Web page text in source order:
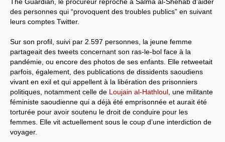
des personnes qui “provoquent des troubles publics” en suivant
leurs comptes Twitter.
Sur son profil, suivi par 2.597 personnes, la jeune femme
partageait des tweets concernant son ras-le-bol face à la
pandémie, ou encore des photos de ses enfants. Elle retweetait
parfois, également, des publications de dissidents saoudiens
vivant en exil et qui appellent à la libération des prisonniers
politiques, notamment celle de Loujain al-Hathloul , une militante
féministe saoudienne qui a déjà été emprisonnée et aurait été
torturée pour avoir soutenu le droit de conduire pour les
femmes. Elle vit actuellement sous le coup d’une interdiction de
voyager.